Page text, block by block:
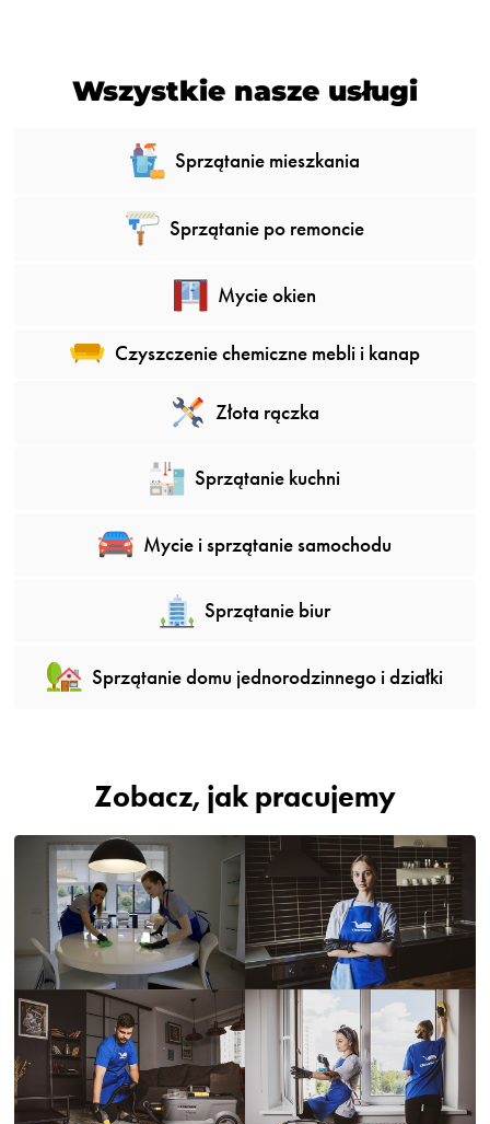
Wszystkie nasze usługi
Sprzątanie mieszkania
Sprzątanie po remoncie
Mycie okien
Czyszczenie chemiczne mebli i kanap
Złota rączka
Sprzątanie kuchni
Mycie i sprzątanie samochodu
Sprzątanie biur
Sprzątanie domu jednorodzinnego i działki
Zobacz, jak pracujemy